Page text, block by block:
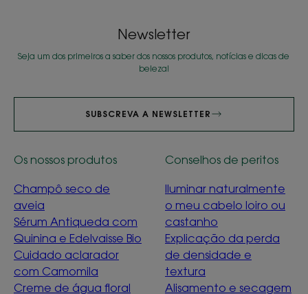
Newsletter
Seja um dos primeiros a saber dos nossos produtos, notícias e dicas de
beleza!
SUBSCREVA A NEWSLETTER
Os nossos produtos
Champô seco de
aveia
Sérum Antiqueda com
Quinina e Edelvaisse Bio
Cuidado aclarador
com Camomila
Creme de água floral
Conselhos de peritos
Iluminar naturalmente
o meu cabelo loiro ou
castanho
Explicação da perda
de densidade e
textura
Alisamento e secagem